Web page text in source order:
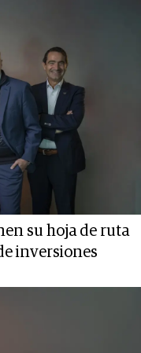
su hoja de ruta
inversiones